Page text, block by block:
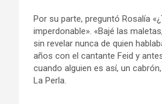
Por su parte, preguntó Rosalía
imperdonable». «Bajé las
sin revelar nunca de quien
años con el cantante Feid y
cuando alguien es así, un
La Perla.